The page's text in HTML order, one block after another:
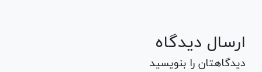
ارسال دیدگاه
دیدگاهتان را بنویسید